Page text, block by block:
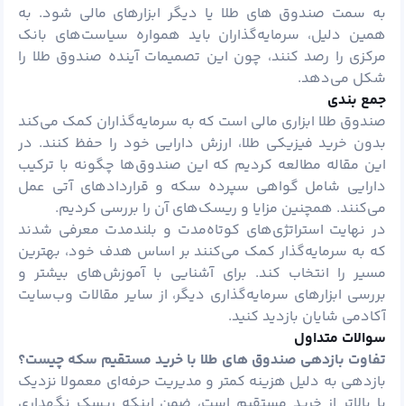
به سمت صندوق‌ های طلا یا دیگر ابزارهای مالی شود. به
همین دلیل، سرمایه‌گذاران باید همواره سیاست‌های بانک
مرکزی را رصد کنند، چون این تصمیمات آینده صندوق طلا را
شکل می‌دهد.
جمع ‌بندی
صندوق طلا ابزاری مالی است که به سرمایه‌گذاران کمک می‌کند
بدون خرید فیزیکی طلا، ارزش دارایی خود را حفظ کنند. در
این مقاله مطالعه کردیم که این صندوق‌ها چگونه با ترکیب
دارایی شامل گواهی سپرده سکه و قراردادهای آتی عمل
می‌کنند. همچنین مزایا و ریسک‌های آن را بررسی کردیم.
در نهایت استراتژی‌های کوتاه‌مدت و بلندمدت معرفی شدند
که به سرمایه‌گذار کمک می‌کنند بر اساس هدف خود، بهترین
مسیر را انتخاب کند. برای آشنایی با آموزش‌های بیشتر و
بررسی ابزارهای سرمایه‌گذاری دیگر، از سایر مقالات وب‌سایت
آکادمی شایان بازدید کنید.
سوالات متداول
تفاوت بازدهی صندوق‌ های طلا با خرید مستقیم سکه چیست؟
بازدهی به دلیل هزینه کمتر و مدیریت حرفه‌ای معمولا نزدیک